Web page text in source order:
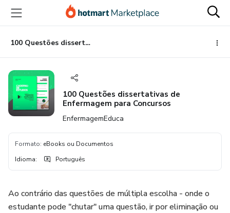
para
conteúdo
principal
para
pagamento
para
rodapé
100 Questões dissertativas de Enfermagem para Concursos
100 Questões dissertativas de
Enfermagem para Concursos
EnfermagemEduca
Formato: eBooks ou Documentos
Idioma: Português
Ao contrário das questões de múltipla escolha - onde o
estudante pode "chutar" uma questão, ir por eliminação ou